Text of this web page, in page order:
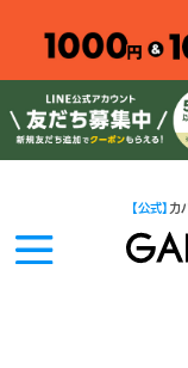
【公式】 カ